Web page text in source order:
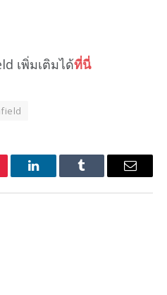
เพิ่มเติมได้ที่นี่
LinkedInTumblr Email